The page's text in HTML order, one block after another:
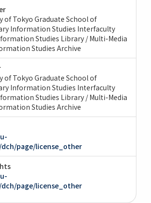
of Tokyo Graduate School of
Information Studies Interfaculty
Studies Library / Multi-Media
Studies Archive
of Tokyo Graduate School of
Information Studies Interfaculty
Studies Library / Multi-Media
Studies Archive
page/license_other
page/license_other